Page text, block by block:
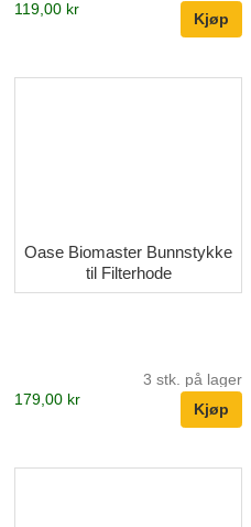
119,00 kr
Oase Biomaster Bunnstykke
til Filterhode
3 stk. på lager
179,00 kr